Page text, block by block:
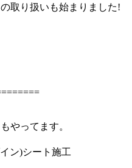
取り扱いも始まりました!
やってます。
ン)シート施工